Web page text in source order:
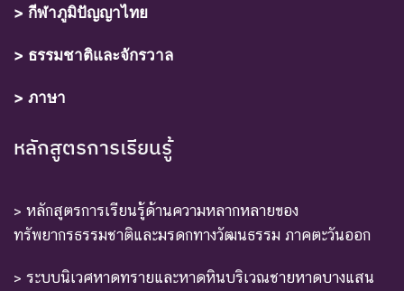
> กีฬาภูมิปัญญาไทย
> ธรรมชาติและจักรวาล
> ภาษา
หลักสูตรการเรียนรู้
> หลักสูตรการเรียนรู้ด้านความหลากหลายของ
ทรัพยากรธรรมชาติและมรดกทางวัฒนธรรม ภาคตะวันออก
> ระบบนิเวศหาดทรายและหาดหินบริเวณชายหาดบางแสน